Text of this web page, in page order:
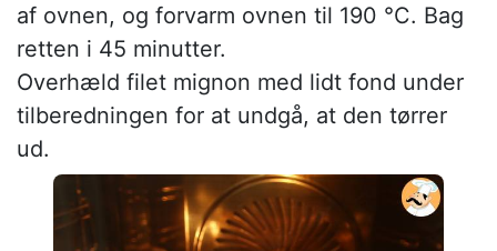
af ovnen, og forvarm ovnen til 190 °C. Bag
retten i 45 minutter.
Overhæld filet mignon med lidt fond under
tilberedningen for at undgå, at den tørrer
ud.